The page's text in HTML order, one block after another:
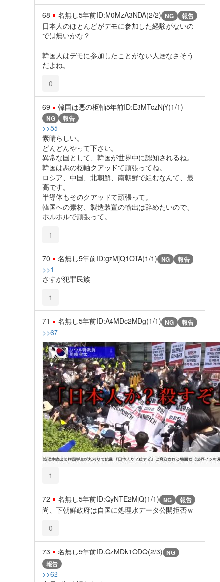
68 名無し5年前ID:M0MzA3NDA(2/2) NG 報告
日本人のほとんどがデモに参加した経験がないの
では無いかな？
韓国人はデモに参加したことがない人居なさそう
だよね。
0
69 韓国は悪の枢軸5年前ID:E3MTczNjY(1/1)
NG 報告
>>55
素晴らしい。
どんどんやって下さい。
異常な国として、韓国が世界中に認知されるね。
韓国は悪の枢軸クアッドて頑張ってね。
ロシア、中国、北朝鮮、南朝鮮で組むなんて、最
高です。
半導体もそのクアッドて頑張って。
韓国への素材、製造装置の輸出は辞めたいので、
ホルホルで頑張って。
1
70 名無し5年前ID:gzMjQ1OTA(1/1) NG 報告
>>1
さすが犯罪民族
1
71 名無し5年前ID:A4MDc2MDg(1/1) NG 報告
>>67
1
72 名無し5年前ID:QyNTE2MjQ(1/1) NG 報告
尚、下朝鮮政府は自国に処理水データ公開拒否ｗ
0
73 名無し5年前ID:QzMDk1ODQ(2/3) NG
報告
>>62